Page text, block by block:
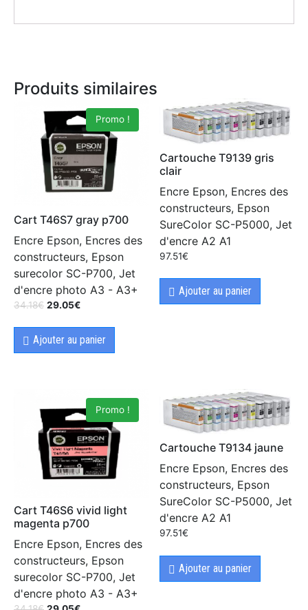
Produits similaires
Promo !
Cart T46S7 gray p700
Encre Epson, Encres des
constructeurs, Epson
surecolor SC-P700, Jet
d'encre photo A3 - A3+
34.18€ 29.05€
Ajouter au panier
Cartouche T9139 gris
clair
Encre Epson, Encres des
constructeurs, Epson
SureColor SC-P5000, Jet
d'encre A2 A1
97.51€
Ajouter au panier
Promo !
Cart T46S6 vivid light
magenta p700
Encre Epson, Encres des
constructeurs, Epson
surecolor SC-P700, Jet
d'encre photo A3 - A3+
Cartouche T9134 jaune
Encre Epson, Encres des
constructeurs, Epson
SureColor SC-P5000, Jet
d'encre A2 A1
97.51€
Ajouter au panier